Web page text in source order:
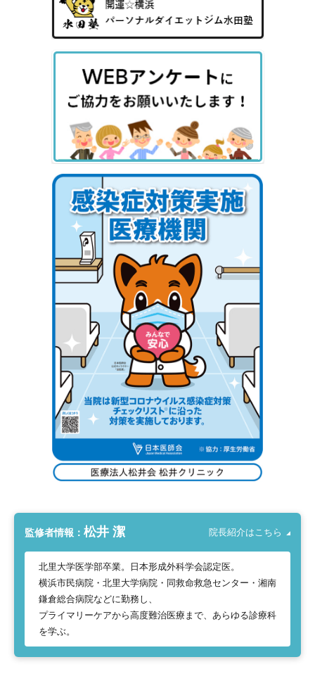
監修者情報： 松井 潔 院長紹介はこちら
北里大学医学部卒業。日本形成外科学会認定医。
横浜市民病院・北里大学病院・同救命救急センター・湘南
鎌倉総合病院などに勤務し、
プライマリーケアから高度難治医療まで、あらゆる診療科
を学ぶ。